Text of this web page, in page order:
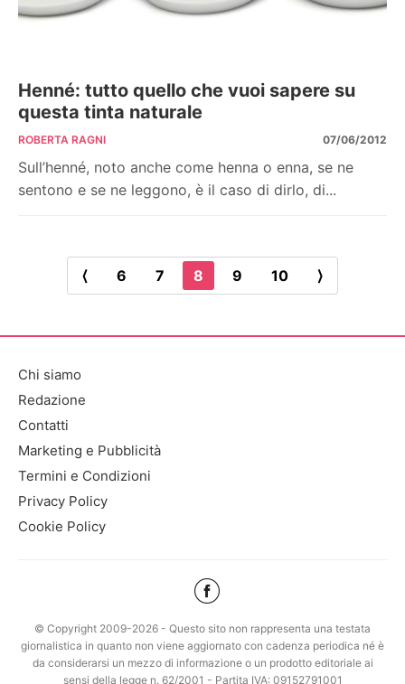
Henné: tutto quello che vuoi sapere su
questa tinta naturale
ROBERTA RAGNI 07/06/2012
Sull’henné, noto anche come henna o enna, se ne
sentono e se ne leggono, è il caso di dirlo, di...
⟨ 6 7 8 9 10 ⟩
Chi siamo
Redazione
Contatti
Marketing e Pubblicità
Termini e Condizioni
Privacy Policy
Cookie Policy
© Copyright 2009-2026 - Questo sito non rappresenta una testata
giornalistica in quanto non viene aggiornato con cadenza periodica né è
da considerarsi un mezzo di informazione o un prodotto editoriale ai
sensi della legge n. 62/2001 - Partita IVA: 09152791001